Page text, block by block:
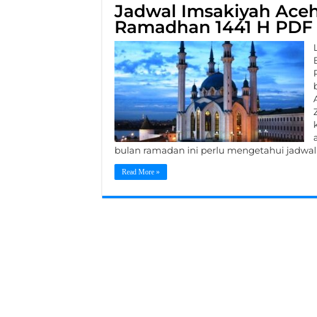
Jadwal Imsakiyah
Ramadhan 1441 H PDF
bulan ramadan ini perlu mengetahui
Read More »